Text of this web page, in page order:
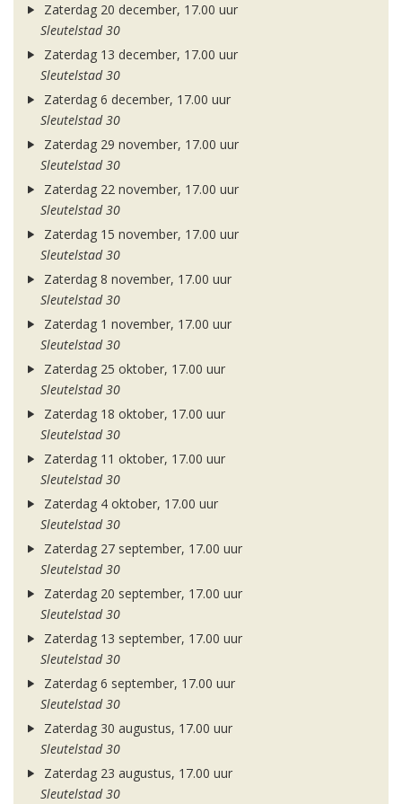
Zaterdag 20 december, 17.00 uur
Sleutelstad 30
Zaterdag 13 december, 17.00 uur
Sleutelstad 30
Zaterdag 6 december, 17.00 uur
Sleutelstad 30
Zaterdag 29 november, 17.00 uur
Sleutelstad 30
Zaterdag 22 november, 17.00 uur
Sleutelstad 30
Zaterdag 15 november, 17.00 uur
Sleutelstad 30
Zaterdag 8 november, 17.00 uur
Sleutelstad 30
Zaterdag 1 november, 17.00 uur
Sleutelstad 30
Zaterdag 25 oktober, 17.00 uur
Sleutelstad 30
Zaterdag 18 oktober, 17.00 uur
Sleutelstad 30
Zaterdag 11 oktober, 17.00 uur
Sleutelstad 30
Zaterdag 4 oktober, 17.00 uur
Sleutelstad 30
Zaterdag 27 september, 17.00 uur
Sleutelstad 30
Zaterdag 20 september, 17.00 uur
Sleutelstad 30
Zaterdag 13 september, 17.00 uur
Sleutelstad 30
Zaterdag 6 september, 17.00 uur
Sleutelstad 30
Zaterdag 30 augustus, 17.00 uur
Sleutelstad 30
Zaterdag 23 augustus, 17.00 uur
Sleutelstad 30